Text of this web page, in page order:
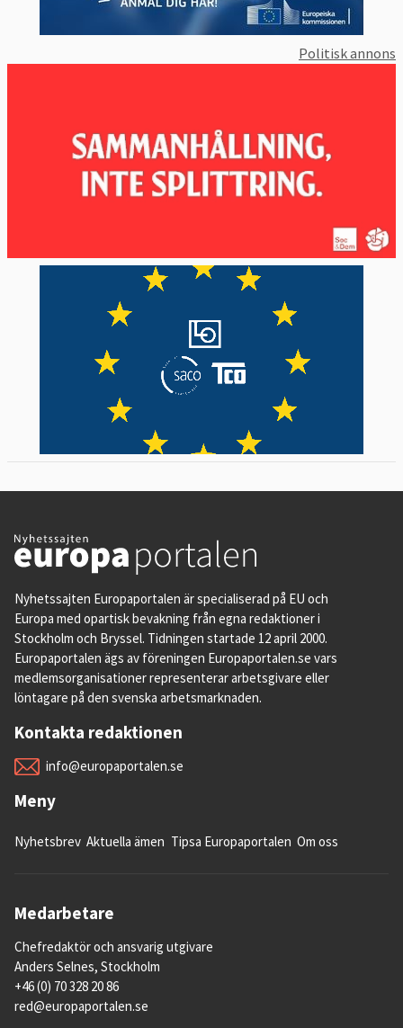
Politisk annons
Nyhetssajten Europaportalen är specialiserad på EU och
Europa med opartisk bevakning från egna redaktioner i
Stockholm och Bryssel. Tidningen startade 12 april 2000.
Europaportalen ägs av föreningen Europaportalen.se vars
medlemsorganisationer representerar arbetsgivare eller
löntagare på den svenska arbetsmarknaden.
Kontakta redaktionen
info@europaportalen.se
Meny
Nyhetsbrev Aktuella ämen Tipsa Europaportalen Om oss
Medarbetare
Chefredaktör och ansvarig utgivare
Anders Selnes, Stockholm
+46 (0) 70 328 20 86
red@europaportalen.se